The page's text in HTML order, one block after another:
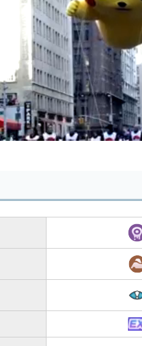
[ TRUVID ] POKEMON